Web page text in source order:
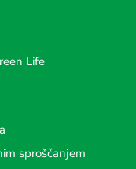
Life
sproščanjem